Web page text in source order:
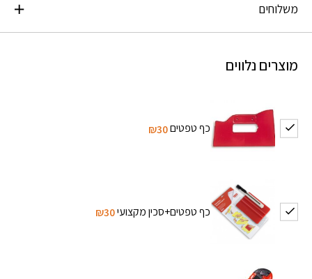
משלוחים
מוצרים נלווים
כף טפטים₪30
כף טפטים+סכין מקצועי₪30